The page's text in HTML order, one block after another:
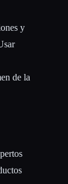
y
de la